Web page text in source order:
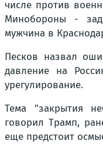
числе против
Минобороны -
мужчина в
Песков назвал
давление на
урегулирование.
Тема "закрытия
говорил Трамп,
еще предстоит